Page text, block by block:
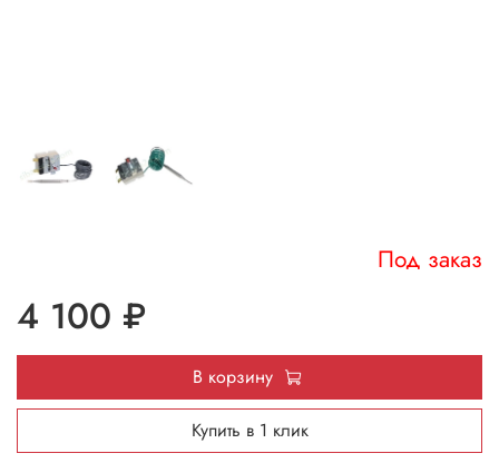
Под заказ
4 100 ₽
В корзину
Купить в 1 клик